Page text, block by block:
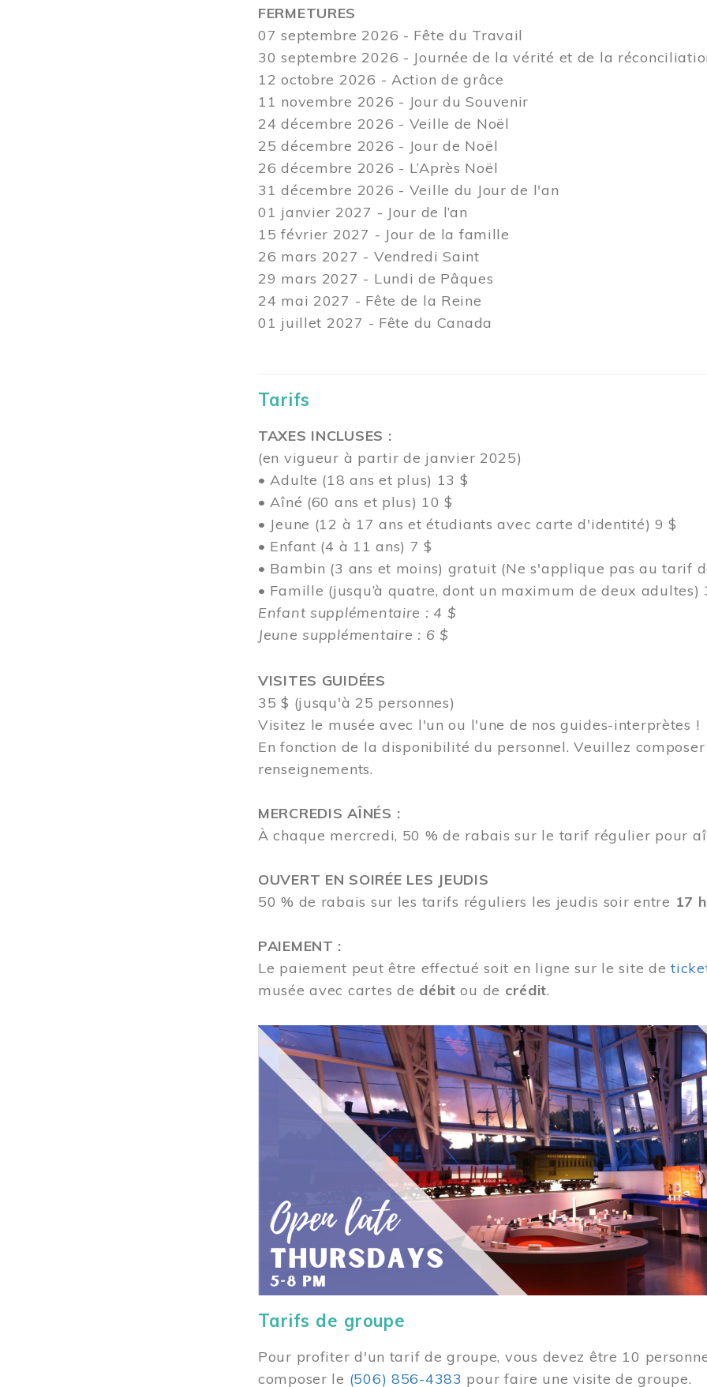
FERMETURES
07 septembre 2026 - Fête du Travail
30 septembre 2026 - Journée de la vérité et de la
12 octobre 2026 - Action de grâce
11 novembre 2026 - Jour du Souvenir
24 décembre 2026 - Veille de Noël
25 décembre 2026 - Jour de Noël
26 décembre 2026 - L’Après Noël
31 décembre 2026 - Veille du Jour de l'an
01 janvier 2027 - Jour de l’an
15 février 2027 - Jour de la famille
26 mars 2027 - Vendredi Saint
29 mars 2027 - Lundi de Pâques
24 mai 2027 - Fête de la Reine
01 juillet 2027 - Fête du Canada
Tarifs
TAXES INCLUSES :
(en vigueur à partir de janvier 2025)
• Adulte (18 ans et plus) 13 $
• Aîné (60 ans et plus) 10 $
• Jeune (12 à 17 ans et étudiants avec carte d'identité) 9 $
• Enfant (4 à 11 ans) 7 $
• Bambin (3 ans et moins) gratuit (Ne s'applique pas au tarif
• Famille (jusqu’à quatre, dont un maximum de deux adultes)
Enfant supplémentaire : 4 $
Jeune supplémentaire : 6 $
VISITES GUIDÉES
35 $ (jusqu'à 25 personnes)
Visitez le musée avec l'un ou l'une de nos guides-interprètes !
En fonction de la disponibilité du personnel.Veuillez
renseignements.
MERCREDIS AÎNÉS :
À chaque mercredi, 50 % de rabais sur le tarif régulier pour
OUVERT EN SOIRÉE LES JEUDIS
50 % de rabais sur les tarifs réguliers les jeudis soir entre 17
PAIEMENT :
Le paiement peut être effectué soit en ligne sur le site de
musée avec cartes de débitou de crédit.
Image
Tarifs de groupe
Pour profiter d'un tarif de groupe, vous devez être 10
composer le (506) 856-4383 pour faire une visite de groupe.